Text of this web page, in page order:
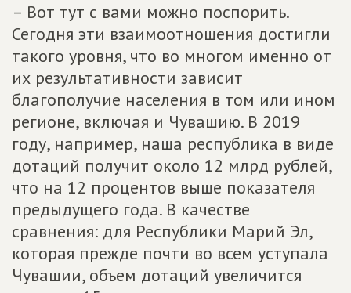
– Вот тут с вами можно поспорить.
Сегодня эти взаимоотношения достигли
такого уровня, что во многом именно от
их результативности зависит
благополучие населения в том или ином
регионе, включая и Чувашию. В 2019
году, например, наша республика в виде
дотаций получит около 12 млрд рублей,
что на 12 процентов выше показателя
предыдущего года. В качестве
сравнения: для Республики Марий Эл,
которая прежде почти во всем уступала
Чувашии, объем дотаций увеличится